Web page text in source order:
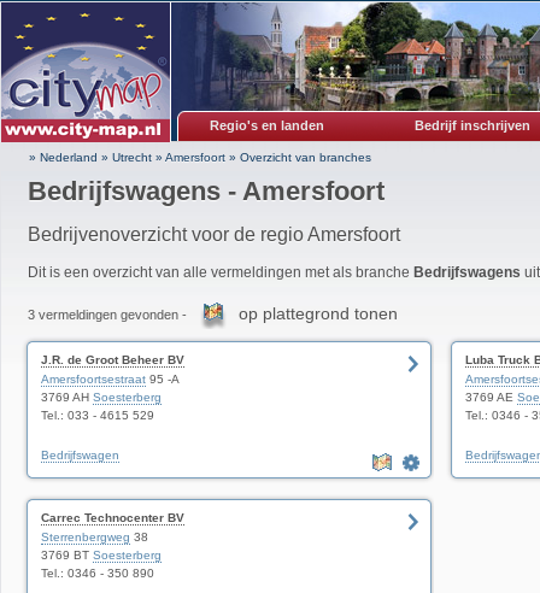
Regio's en landen Bedrijf inschrijven
» Nederland » Utrecht » Amersfoort » Overzicht van branches
Bedrijfswagens - Amersfoort
Bedrijvenoverzicht voor de regio Amersfoort
Dit is een overzicht van alle vermeldingen met als branche Bedrijfswagens
3 vermeldingen gevonden - op plattegrond tonen
J.R. de Groot Beheer BV
Amersfoortsestraat 95 -A
3769 AH Soesterberg
Tel.: 033 - 4615 529
Bedrijfswagen
Luba Truck
3769 AE
Tel.: 0346 -
Carrec Technocenter BV
Sterrenbergweg 38
3769 BT Soesterberg
Tel.: 0346 - 350 890